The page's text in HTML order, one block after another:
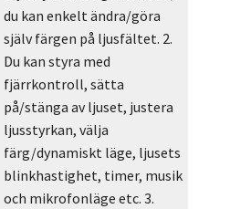
du kan enkelt ändra/göra
själv färgen på ljusfältet. 2.
Du kan styra med
fjärrkontroll, sätta
på/stänga av ljuset, justera
ljusstyrkan, välja
färg/dynamiskt läge, ljusets
blinkhastighet, timer, musik
och mikrofonläge etc. 3.